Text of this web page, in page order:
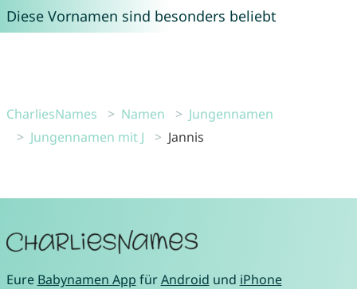
Diese Vornamen sind besonders beliebt
CharliesNames Namen
Jungennamen
Jungennamen mit J
Jannis
Eure Babynamen App fürAndroid und iPhone